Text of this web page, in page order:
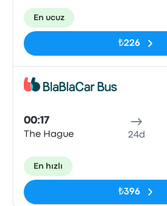
En ucuz
₺226
00:17
The Hague 24d
En hızlı
₺396